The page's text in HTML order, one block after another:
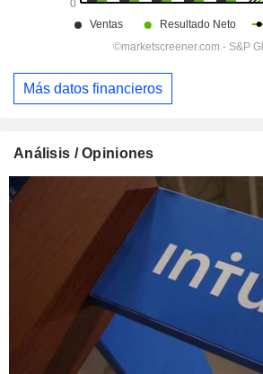
Más datos financieros
Análisis / Opiniones